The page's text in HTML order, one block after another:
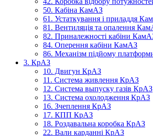
50. Кабіна КамАЗ
61. Устаткування і приладдя
81. Вентиляція та опалення
82. Приналежності кабіни
84. Оперення кабіни КамАЗ
86. Механізм підйому
3. КрАЗ
10. Двигун КрАЗ
11. Система живлення КрАЗ
12. Система выпуску газів КрАЗ
13. Система охолодження КрАЗ
16. Зчеплення КрАЗ
17. КПП КрАЗ
18. Роздавальна коробка КрАЗ
22. Вали карданні КрАЗ